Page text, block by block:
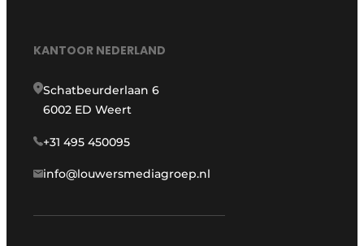
KANTOOR NEDERLAND
Schatbeurderlaan 6
6002 ED Weert
+31 495 450095
info@louwersmediagroep.nl